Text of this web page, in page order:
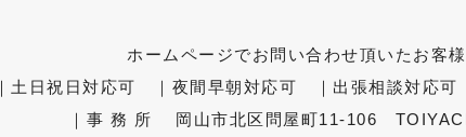
ホームページでお問い合わせ頂いたお客
｜土日祝日対応可 ｜夜間早朝対応可 ｜出張相談対応
｜事 務 所 岡山市北区問屋町11-106